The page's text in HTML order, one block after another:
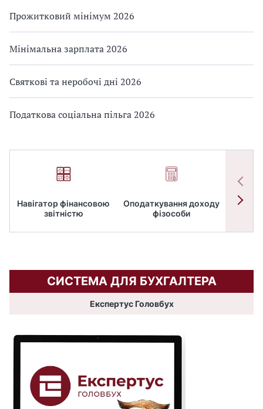
Прожитковий мінімум 2026
Мінімальна зарплата 2026
Святкові та неробочі дні 2026
Податкова соціальна пільга 2026
Навігатор фінансовою
звітністю
Оподаткування доходу
фізособи
СИСТЕМА ДЛЯ БУХГАЛТЕРА
Експертус Головбух